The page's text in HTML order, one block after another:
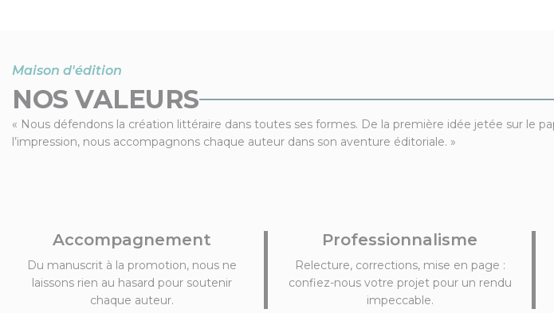
Maison d'édition
NOS VALEURS
« Nous défendons la création littéraire dans toutes ses formes. De la première idée jetée sur le
l’impression, nous accompagnons chaque auteur dans son aventure éditoriale. »
Accompagnement
Du manuscrit à la promotion, nous ne
laissons rien au hasard pour soutenir
chaque auteur.
Professionnalisme
Relecture, corrections, mise en page :
confiez-nous votre projet pour un rendu
impeccable.